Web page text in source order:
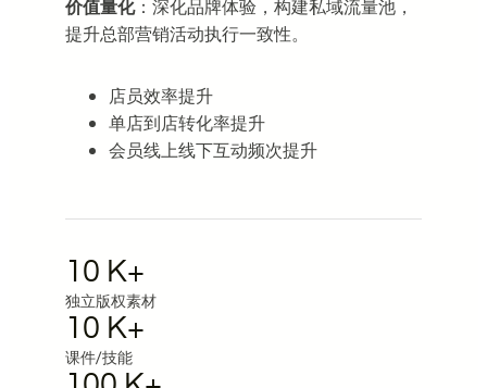
价值量化：深化品牌体验，构建私域流量池，
提升总部营销活动执行一致性。
店员效率提升
单店到店转化率提升
会员线上线下互动频次提升
10 K+
独立版权素材
10 K+
课件/技能